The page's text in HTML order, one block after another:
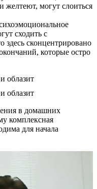
желтеют, могут слоиться
сходить с
здесь сконцентрировано
которые остро
в домашних
комплексная
для начала